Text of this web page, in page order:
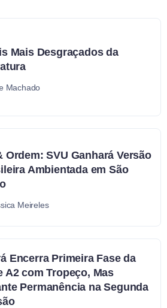
Mais Desgraçados da
Machado
Ordem: SVU Ganhará Versão
Ambientada em São
Meireles
Encerra Primeira Fase da
A2 com Tropeço, Mas
Permanência na Segunda